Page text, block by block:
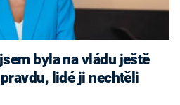
byla na vládu ještě
lidé ji nechtěli